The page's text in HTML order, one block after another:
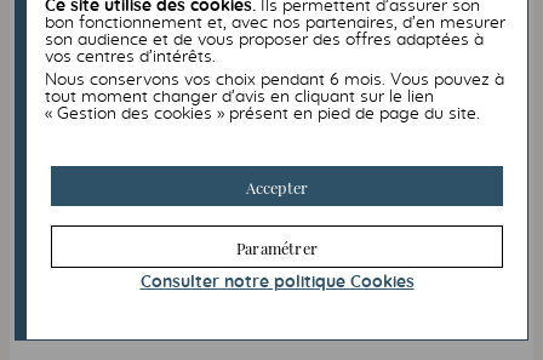
reverse, pour chacun de ses produits
alimentaires vendus, une partie du montant à
des associations telles que les Restos du Cœur
ou la Fondation des Femmes. C’est une nouvelle
façon de consommer.
aventure portée par 80 entrepreneurs
réunissant ONG, start-ups, chercheurs et
entreprises. Nous avons ensemble conçu un lieu
de réflexion, d’action et de transmission autour
Ce site utilise des cookies.
Ils permettent d’assurer son
bon fonctionnement et, avec nos partenaires, d’en mesurer
son audience et de vous proposer des offres adaptées à
vos centres d’intérêts.
Nous conservons vos choix pendant 6 mois. Vous pouvez à
tout moment changer d’avis en cliquant sur le lien
« Gestion des cookies » présent en pied de page du site.
Accepter
Paramétrer
Consulter notre politique Cookies